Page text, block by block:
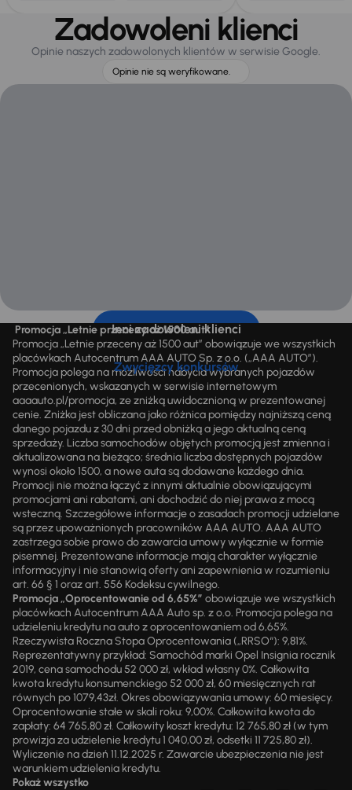
Zadowoleni klienci
Opinie naszych zadowolonych klientów w serwisie Google.
Opinie nie są weryfikowane.
Inni zadowoleni klienci
Zwycięzcy konkursów
Promocja „Letnie przeceny aż 1500 aut”
Promocja „Letnie przeceny aż 1500 aut” obowiązuje we wszystkich
placówkach Autocentrum AAA AUTO Sp. z o.o. („AAA AUTO”).
Promocja polega na możliwości nabycia wybranych pojazdów
przecenionych, wskazanych w serwisie internetowym
aaaauto.pl/promocja, ze zniżką uwidocznioną w prezentowanej
cenie. Zniżka jest obliczana jako różnica pomiędzy najniższą ceną
danego pojazdu z 30 dni przed obniżką a jego aktualną ceną
sprzedaży. Liczba samochodów objętych promocją jest zmienna i
aktualizowana na bieżąco; średnia liczba dostępnych pojazdów
wynosi około 1500, a nowe auta są dodawane każdego dnia.
Promocji nie można łączyć z innymi aktualnie obowiązującymi
promocjami ani rabatami, ani dochodzić do niej prawa z mocą
wsteczną. Szczegółowe informacje o zasadach promocji udzielane
są przez upoważnionych pracowników AAA AUTO. AAA AUTO
zastrzega sobie prawo do zawarcia umowy wyłącznie w formie
pisemnej. Prezentowane informacje mają charakter wyłącznie
informacyjny i nie stanowią oferty ani zapewnienia w rozumieniu
art. 66 § 1 oraz art. 556 Kodeksu cywilnego.
Promocja „Oprocentowanie od 6,65%” obowiązuje we wszystkich
placówkach Autocentrum AAA Auto sp. z o.o. Promocja polega na
udzieleniu kredytu na auto z oprocentowaniem od 6,65%.
Rzeczywista Roczna Stopa Oprocentowania („RRSO“): 9,81%.
Reprezentatywny przykład: Samochód marki Opel Insignia rocznik
2019, cena samochodu 52 000 zł, wkład własny 0%. Całkowita
kwota kredytu konsumenckiego 52 000 zł, 60 miesięcznych rat
równych po 1079,43zł. Okres obowiązywania umowy: 60 miesięcy.
Oprocentowanie stałe w skali roku: 9,00%. Całkowita kwota do
zapłaty: 64 765,80 zł. Całkowity koszt kredytu: 12 765,80 zł (w tym
prowizja za udzielenie kredytu 1 040,00 zł, odsetki 11 725,80 zł).
Wyliczenie na dzień 11.12.2025 r. Zawarcie ubezpieczenia nie jest
warunkiem udzielenia kredytu.
Pokaż wszystko